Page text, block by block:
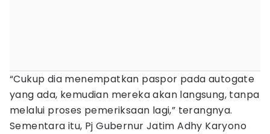
“Cukup dia menempatkan paspor pada autogate
yang ada, kemudian mereka akan langsung, tanpa
melalui proses pemeriksaan lagi,” terangnya.
Sementara itu, Pj Gubernur Jatim Adhy Karyono